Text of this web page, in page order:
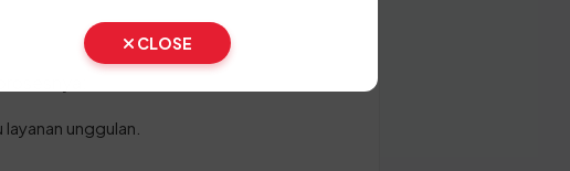
unggulan.
CLOSE